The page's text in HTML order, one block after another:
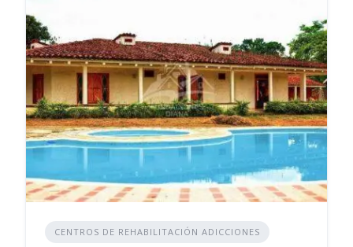
CENTROS DE REHABILITACIÓN ADICCIONES